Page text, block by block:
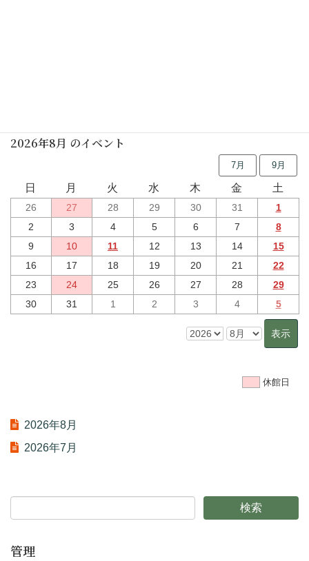
2026年8月 のイベント
7月 9月
日 月 火 水 木 金 土
26 27 28 29 30 31
1
2
3 4 5 6 7
8
9
10 11 12 13 14
15
16
17 18 19 20 21
22
23
24 25 26 27 28
29
30
31 1 2 3 4 5
休館日
2026年8月
2026年7月
管理